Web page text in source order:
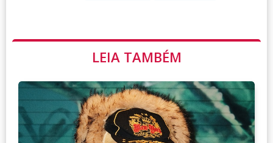
LEIA TAMBÉM